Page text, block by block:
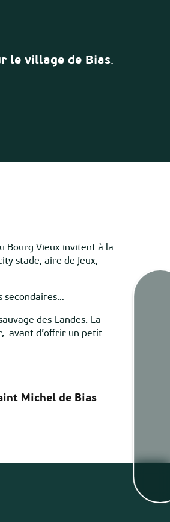
aux
le village de Bias.
Bourg Vieux invitent à la
stade, aire de jeux,
secondaires…
des Landes. La
avant d’offrir un petit
Michel de Bias